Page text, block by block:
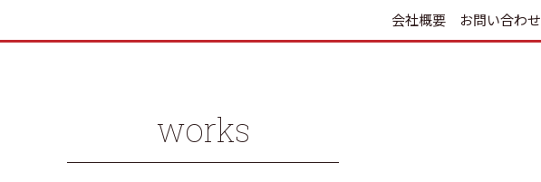
会社概要 お問い合わせ
works